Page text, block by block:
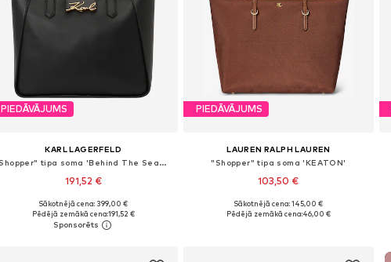
PIEDĀVĀJUMS
KARL LAGERFELD
"Shopper" tipa soma 'Behind The Seams'
191,52 €
Pieejamie izmēri: One Size
Pievienot grozam
Sākotnējā cena: 399,00 €
Pēdējā zemākā cena:191,52 €
PIEDĀVĀJUMS
LAUREN RALPH LAUREN
"Shopper" tipa soma 'KEATON'
103,50 €
+6
Pieejamie izmēri: One Size
Sākotnējā cena: 145,00 €
Pēdējā zemākā cena:46,00 €